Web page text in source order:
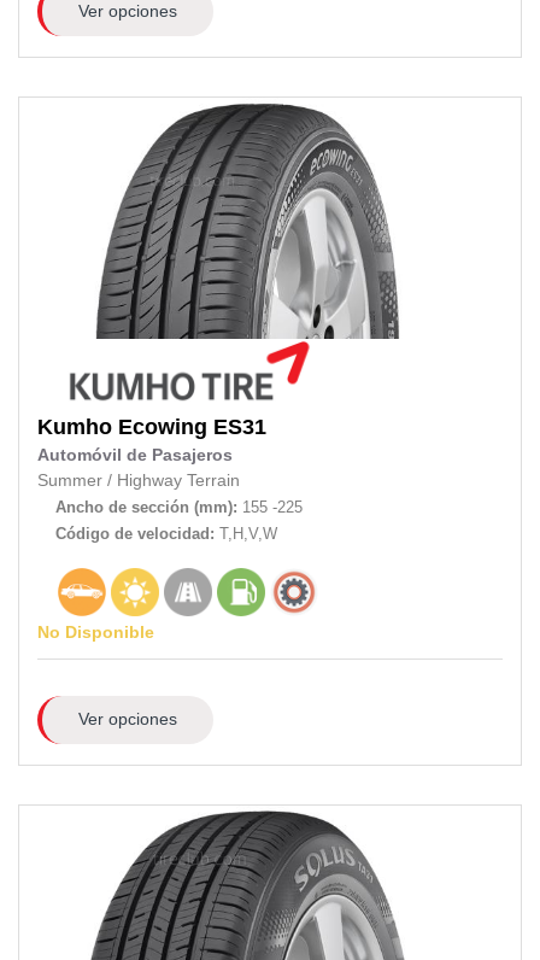
Ver opciones
Kumho Ecowing ES31
Automóvil de Pasajeros
Summer / Highway Terrain
Ancho de sección (mm): 155 -225
Código de velocidad: T,H,V,W
No Disponible
Ver opciones